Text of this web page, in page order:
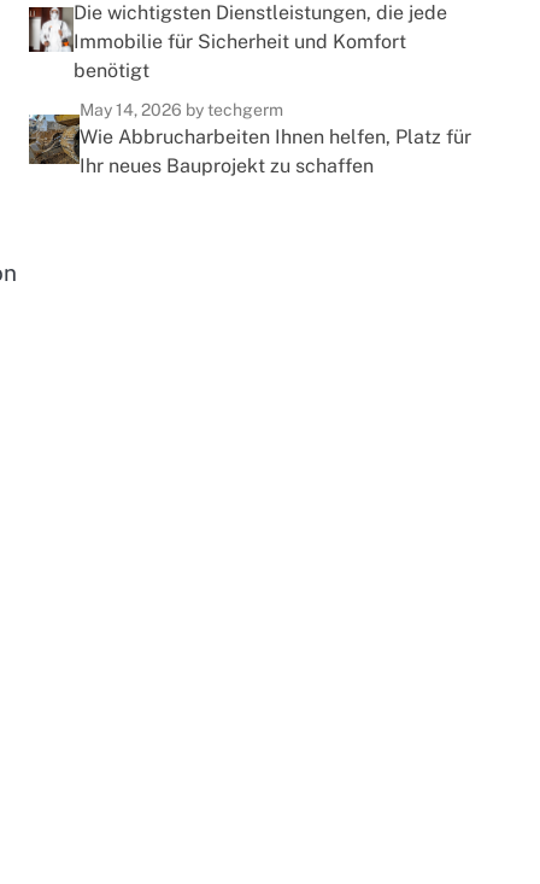
Die wichtigsten Dienstleistungen, die jede
Immobilie für Sicherheit und Komfort
benötigt
May 14, 2026 by techgerm
Wie Abbrucharbeiten Ihnen helfen, Platz für
Ihr neues Bauprojekt zu schaffen